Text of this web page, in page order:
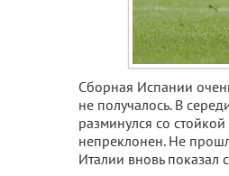
Сборная Испании
не получалось. В
разминулся со
непреклонен. Не
Италии вновь